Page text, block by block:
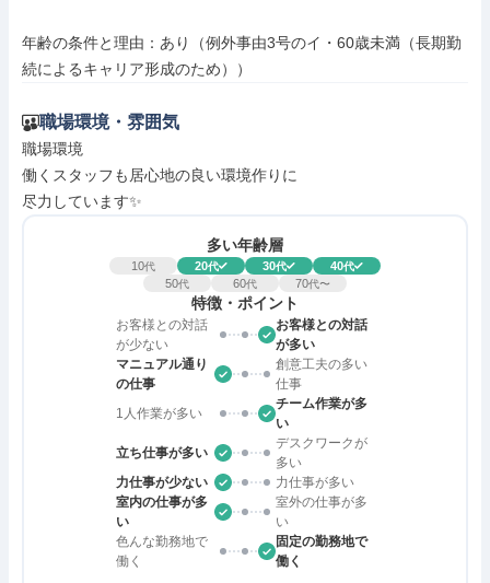
年齢の条件と理由：あり（例外事由3号のイ・60歳未満（長期勤
続によるキャリア形成のため））
職場環境・雰囲気
職場環境
働くスタッフも居心地の良い環境作りに
尽力しています✨
多い年齢層
10代 20代 30代 40代
50代 60代 70代〜
特徴・ポイント
お客様との対話
が少ない
お客様との対話
が多い
マニュアル通り
の仕事
創意工夫の多い
仕事
1人作業が多い
チーム作業が多
い
立ち仕事が多い
デスクワークが
多い
力仕事が少ない
力仕事が多い
室内の仕事が多
い
室外の仕事が多
い
色んな勤務地で
働く
固定の勤務地で
働く